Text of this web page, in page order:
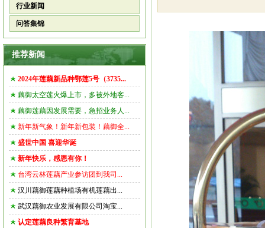
行业新闻
问答集锦
推荐新闻
2024年莲藕新品种鄂莲5号（3735...
藕御太空莲火爆上市，多被外地客...
藕御莲藕因发展需要，急招业务人...
新年新气象！新年新包装！藕御全...
盛世中国 喜迎华诞
新年快乐，感恩有你！
台湾云林莲藕产业参访团到我司...
汉川藕御莲藕种植场有机莲藕出...
武汉藕御农业发展有限公司淘宝...
认定莲藕良种繁育基地